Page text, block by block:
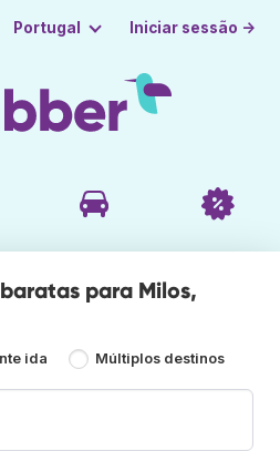
Portugal Iniciar sessão →
para Milos,
ida Múltiplos destinos